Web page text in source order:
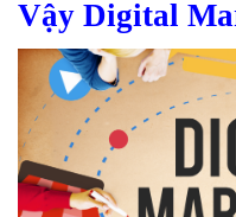
Vậy Digital